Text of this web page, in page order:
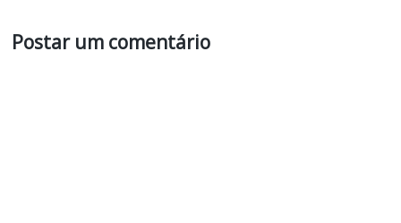
Postar um comentário